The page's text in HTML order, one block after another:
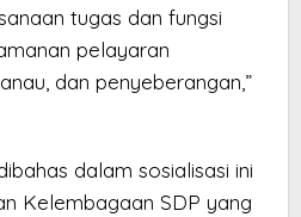
tugas dan fungsi
pelayaran
dan penyeberangan,”
dalam sosialisasi ini
Kelembagaan SDP yang